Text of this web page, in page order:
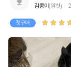
김콩이 (암컷)
첫구매